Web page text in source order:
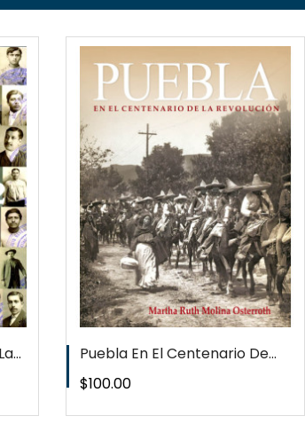
Puebla En El Centenario De...
Precio
$100.00
QUICKVIEW
WISHLIST